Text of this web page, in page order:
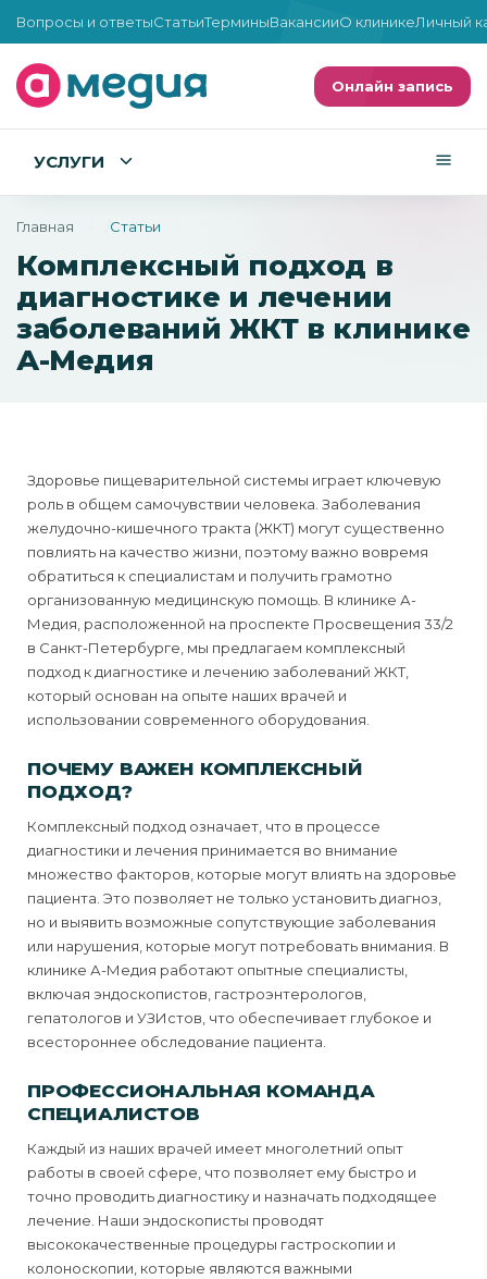
Вопросы и ответыСтатьиТерминыВакансииО клиникеЛичный
Онлайн запись
УСЛУГИ
Главная Статьи
Комплексный подход в
диагностике и лечении
заболеваний ЖКТ в клинике
А-Медия
Здоровье пищеварительной системы играет ключевую
роль в общем самочувствии человека. Заболевания
желудочно-кишечного тракта (ЖКТ) могут существенно
повлиять на качество жизни, поэтому важно вовремя
обратиться к специалистам и получить грамотно
организованную медицинскую помощь. В клинике А-
Медия, расположенной на проспекте Просвещения 33/2
в Санкт-Петербурге, мы предлагаем комплексный
подход к диагностике и лечению заболеваний ЖКТ,
который основан на опыте наших врачей и
использовании современного оборудования.
ПОЧЕМУ ВАЖЕН КОМПЛЕКСНЫЙ
ПОДХОД?
Комплексный подход означает, что в процессе
диагностики и лечения принимается во внимание
множество факторов, которые могут влиять на здоровье
пациента. Это позволяет не только установить диагноз,
но и выявить возможные сопутствующие заболевания
или нарушения, которые могут потребовать внимания. В
клинике А-Медия работают опытные специалисты,
включая эндоскопистов, гастроэнтерологов,
гепатологов и УЗИстов, что обеспечивает глубокое и
всестороннее обследование пациента.
ПРОФЕССИОНАЛЬНАЯ КОМАНДА
СПЕЦИАЛИСТОВ
Каждый из наших врачей имеет многолетний опыт
работы в своей сфере, что позволяет ему быстро и
точно проводить диагностику и назначать подходящее
лечение. Наши эндоскописты проводят
высококачественные процедуры гастроскопии и
колоноскопии, которые являются важными